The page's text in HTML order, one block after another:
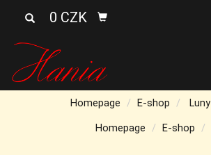
0 CZK
Homepage E-shop Luny
Homepage
E-shop